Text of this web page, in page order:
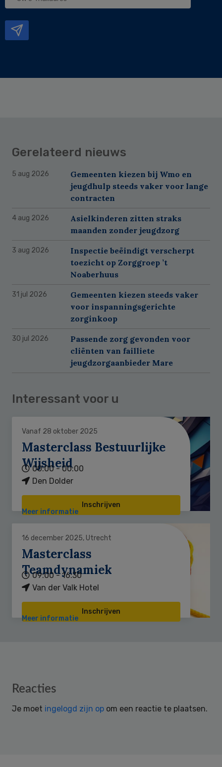
Gerelateerd nieuws
5 aug 2026
Gemeenten kiezen bij Wmo en
jeugdhulp steeds vaker voor lange
contracten
4 aug 2026
Asielkinderen zitten straks
maanden zonder jeugdzorg
3 aug 2026
Inspectie beëindigt verscherpt
toezicht op Zorggroep ’t
Noaberhuus
31 jul 2026
Gemeenten kiezen steeds vaker
voor inspanningsgerichte
zorginkoop
30 jul 2026
Passende zorg gevonden voor
cliënten van failliete
jeugdzorgaanbieder Mare
Interessant voor u
Vanaf 28 oktober 2025
Masterclass Bestuurlijke
Wijsheid
00:00 - 00:00
Den Dolder
Inschrijven
Meer informatie
16 december 2025, Utrecht
Masterclass
Teamdynamiek
09:00 - 16:30
Van der Valk Hotel
Inschrijven
Meer informatie
Reader
Reacties
Je moet ingelogd zijn op om een reactie te plaatsen.